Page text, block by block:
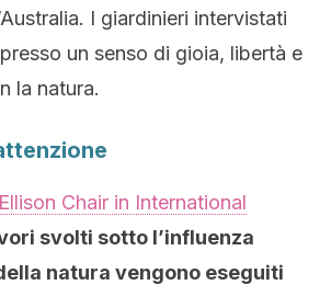
I giardinieri intervistati
un senso di gioia, libertà e
la natura.
Ellison Chair in International
svolti sotto l’influenza
natura vengono eseguiti